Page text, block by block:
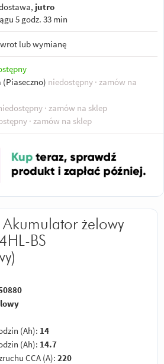
jutro
5 godz. 33 min
lub wymianę
(Piaseczno) niedostępny · zamów na
· zamów na sklep
· zamów na sklep
żelowy
BS
(Ah): 14
(Ah): 14.7
CCA (A): 220